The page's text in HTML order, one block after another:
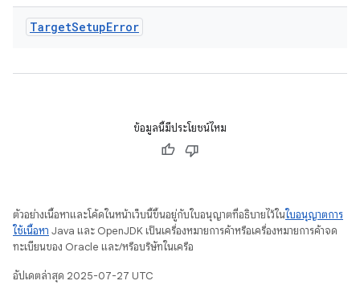
TargetSetupError
ข้อมูลนี้มีประโยชน์ไหม
ตัวอย่างเนื้อหาและโค้ดในหน้าเว็บนี้ขึ้นอยู่กับใบอนุญาตที่อธิบายไว้ในใบอนุญาตการ
ใช้เนื้อหา Java และ OpenJDK เป็นเครื่องหมายการค้าหรือเครื่องหมายการค้าจด
ทะเบียนของ Oracle และ/หรือบริษัทในเครือ
อัปเดตล่าสุด 2025-07-27 UTC